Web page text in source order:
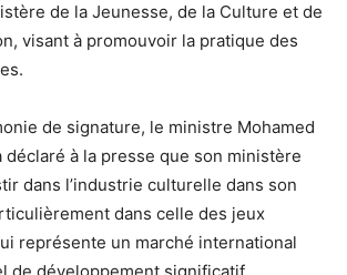
de la Jeunesse, de la Culture et de
visant à promouvoir la pratique des
de signature, le ministre Mohamed
déclaré à la presse que son ministère
dans l’industrie culturelle dans son
dans celle des jeux
représente un marché international